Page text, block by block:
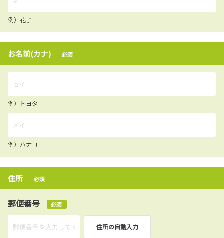
例）花子
お名前(カナ) 必須
例）トヨタ
例）ハナコ
住所 必須
郵便番号 必須
住所の自動入力